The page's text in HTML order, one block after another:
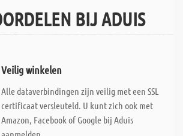
BIJ ADUIS
Veilig winkelen
Alle dataverbindingen zijn veilig met een SSL
certificaat versleuteld. U kunt zich ook met
Amazon, Facebook of Google bij Aduis